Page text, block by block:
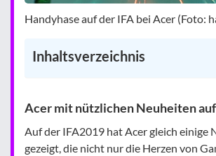
Handyhase auf der IFA bei Acer (Foto:
Inhaltsverzeichnis
Acer mit nützlichen Neuheiten
Auf der IFA2019 hat Acer gleich einige
gezeigt, die nicht nur die Herzen von